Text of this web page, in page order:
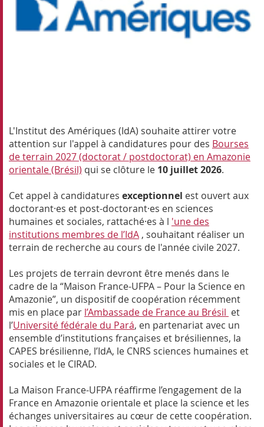
L'Institut des Amériques (IdA) souhaite attirer votre
attention sur l'appel à candidatures pour des Bourses
de terrain 2027 (doctorat / postdoctorat) en Amazonie
orientale (Brésil) qui se clôture le 10 juillet 2026.
Cet appel à candidatures exceptionnel est ouvert aux
doctorant·es et post-doctorant·es en sciences
humaines et sociales, rattaché·es à l 'une des
institutions membres de l’IdA , souhaitant réaliser un
terrain de recherche au cours de l'année civile 2027.
Les projets de terrain devront être menés dans le
cadre de la “Maison France-UFPA – Pour la Science en
Amazonie”, un dispositif de coopération récemment
mis en place par l’Ambassade de France au Brésil et
l’Université fédérale du Pará, en partenariat avec un
ensemble d’institutions françaises et brésiliennes, la
CAPES brésilienne, l’IdA, le CNRS sciences humaines et
sociales et le CIRAD.
La Maison France-UFPA réaffirme l’engagement de la
France en Amazonie orientale et place la science et les
échanges universitaires au cœur de cette coopération.